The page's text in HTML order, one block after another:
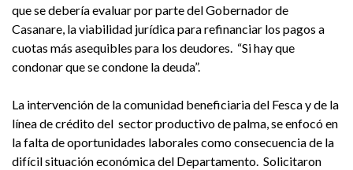
que se debería evaluar por parte del Gobernador de
Casanare, la viabilidad jurídica para refinanciar los pagos a
cuotas más asequibles para los deudores. “Si hay que
condonar que se condone la deuda”.
La intervención de la comunidad beneficiaria del Fesca y de la
línea de crédito del sector productivo de palma, se enfocó en
la falta de oportunidades laborales como consecuencia de la
difícil situación económica del Departamento. Solicitaron